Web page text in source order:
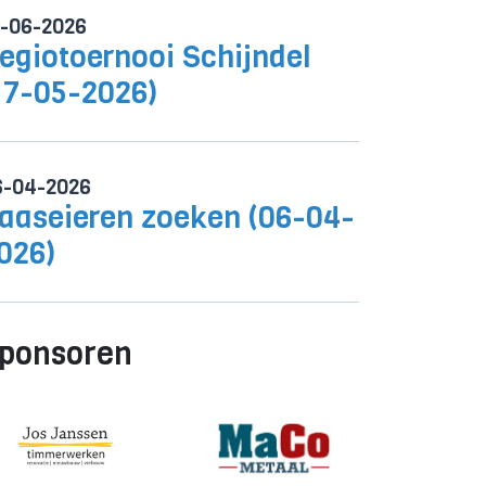
06-2026
Schijndel
05-2026)
04-2026
zoeken (06-04-